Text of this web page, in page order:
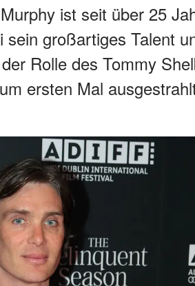
ist seit über 25
großartiges Talent
Rolle des Tommy
ersten Mal